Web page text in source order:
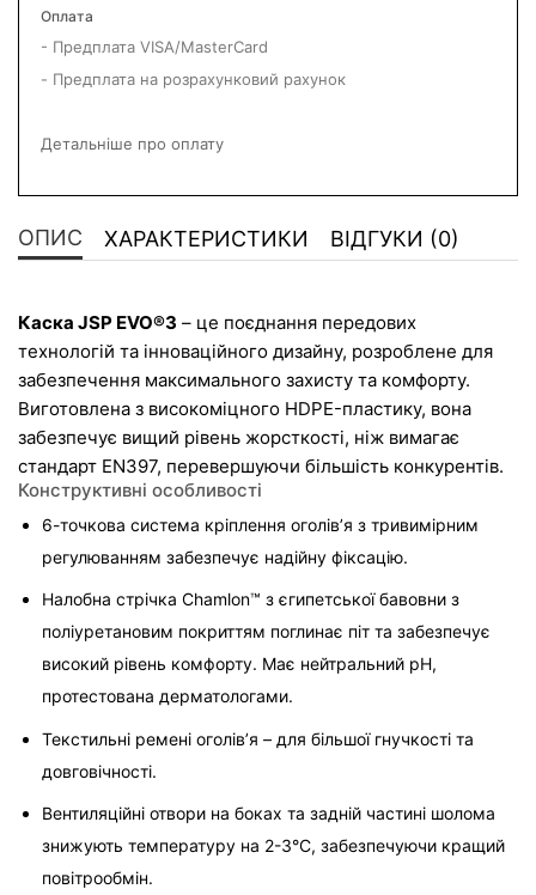
Оплата
- Предплата VISA/MasterCard
- Предплата на розрахунковий рахунок
Детальніше про оплату
ОПИС ХАРАКТЕРИСТИКИ ВІДГУКИ (0)
Каска JSP EVO®3 – це поєднання передових
технологій та інноваційного дизайну, розроблене для
забезпечення максимального захисту та комфорту.
Виготовлена з високоміцного HDPE-пластику, вона
забезпечує вищий рівень жорсткості, ніж вимагає
стандарт EN397, перевершуючи більшість конкурентів.
Конструктивні особливості
6-точкова система кріплення оголів’я з тривимірним
регулюванням забезпечує надійну фіксацію.
Налобна стрічка Chamlon™ з єгипетської бавовни з
поліуретановим покриттям поглинає піт та забезпечує
високий рівень комфорту. Має нейтральний pH,
протестована дерматологами.
Текстильні ремені оголів’я – для більшої гнучкості та
довговічності.
Вентиляційні отвори на боках та задній частині шолома
знижують температуру на 2-3°C, забезпечуючи кращий
повітрообмін.